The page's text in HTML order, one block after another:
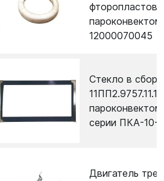
12000070045
Стекло в
серии ПКА-10-
Двигатель